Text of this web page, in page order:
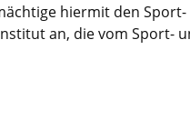
hiermit den
an, die vom Sport-